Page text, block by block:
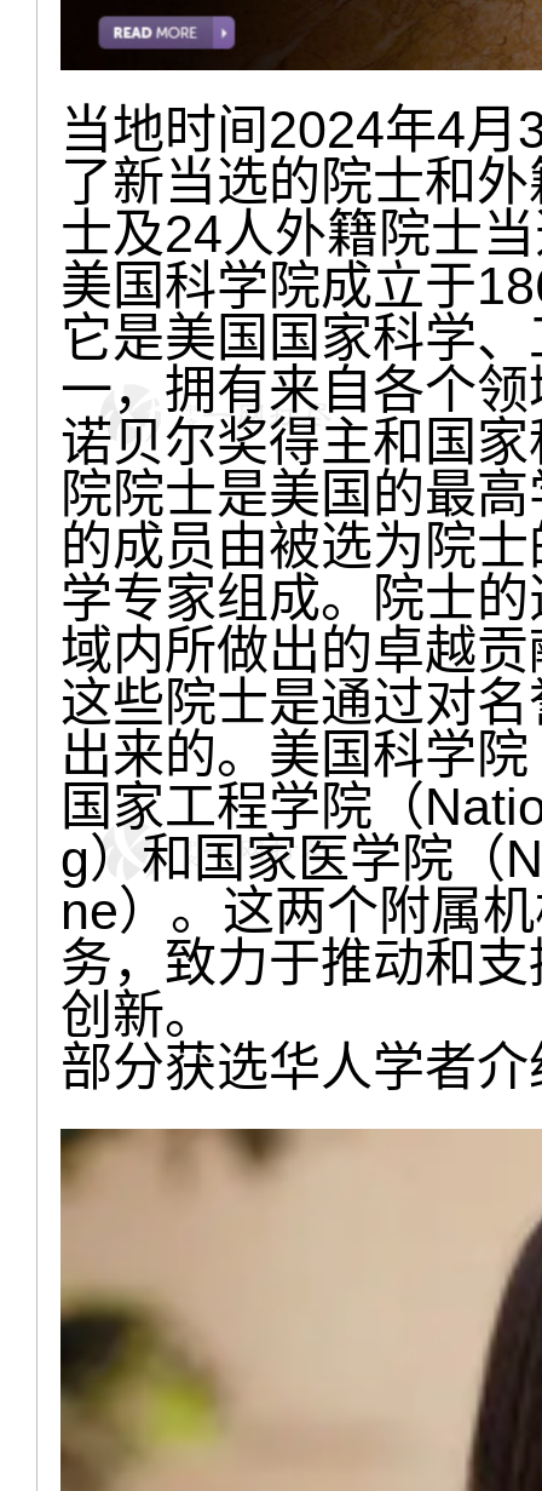
当地时间2024年4
了新当选的院士和
士及24人外籍院士
美国科学院成立于
它是美国国家科学
一，拥有来自各个
诺贝尔奖得主和国
院院士是美国的最
的成员由被选为院
学专家组成。院士
域内所做出的卓越
这些院士是通过对
出来的。美国科学
国家工程学院（
g）和国家医学院（
ne）。这两个附属
务，致力于推动和
创新。
部分获选华人学者介